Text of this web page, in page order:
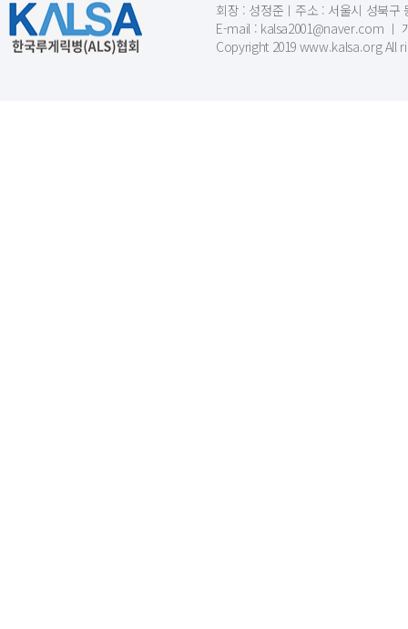
회장 : 성정준ㅣ주소 : 서울시 성북구
E-mail : kalsa2001@naver.com ㅣ
Copyright 2019 www.kalsa.org All